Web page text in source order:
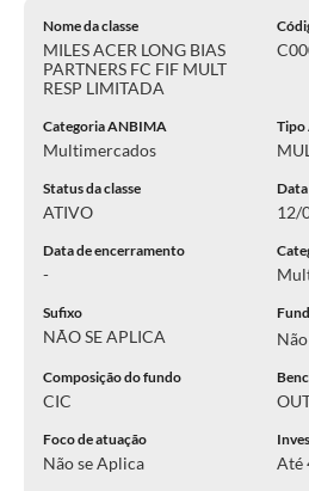
Nome da classe
MILES ACER LONG BIAS
PARTNERS FC FIF MULT
RESP LIMITADA
Categoria ANBIMA
Multimercados
Status da classe
ATIVO 12/
Data de encerramento
-
Sufixo
NÃO SE APLICA Não
Composição do fundo
CIC
Foco de atuação
Não se Aplica Até